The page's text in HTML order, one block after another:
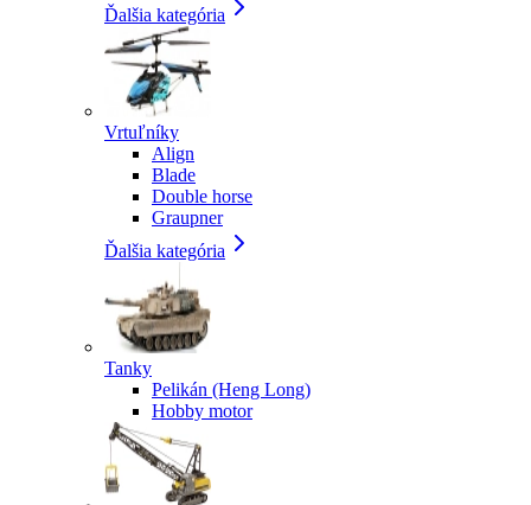
Ďalšia kategória
Vrtuľníky
Align
Blade
Double horse
Graupner
Ďalšia kategória
Tanky
Pelikán (Heng Long)
Hobby motor